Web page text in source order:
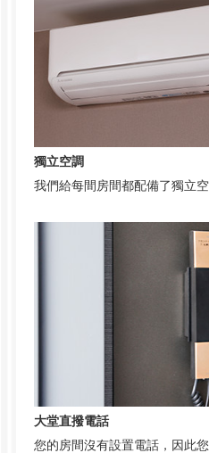
獨立空調
我們給每間房間都配備了獨立空
大堂直撥電話
您的房間沒有設置電話，因此